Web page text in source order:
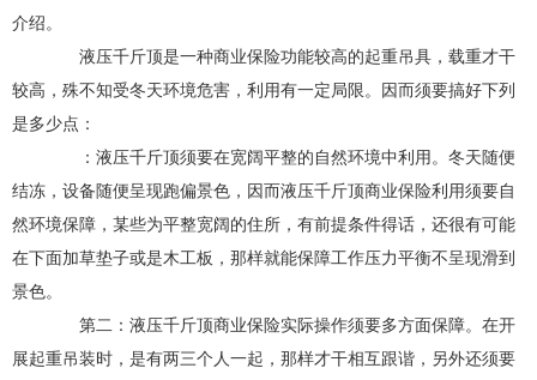
介绍。
液压千斤顶是一种商业保险功能较高的起重吊具，载重才干
较高，殊不知受冬天环境危害，利用有一定局限。因而须要搞好下列
是多少点：
：液压千斤顶须要在宽阔平整的自然环境中利用。冬天随便
结冻，设备随便呈现跑偏景色，因而液压千斤顶商业保险利用须要自
然环境保障，某些为平整宽阔的住所，有前提条件得话，还很有可能
在下面加草垫子或是木工板，那样就能保障工作压力平衡不呈现滑到
景色。
第二：液压千斤顶商业保险实际操作须要多方面保障。在开
展起重吊装时，是有两三个人一起，那样才干相互跟谐，另外还须要